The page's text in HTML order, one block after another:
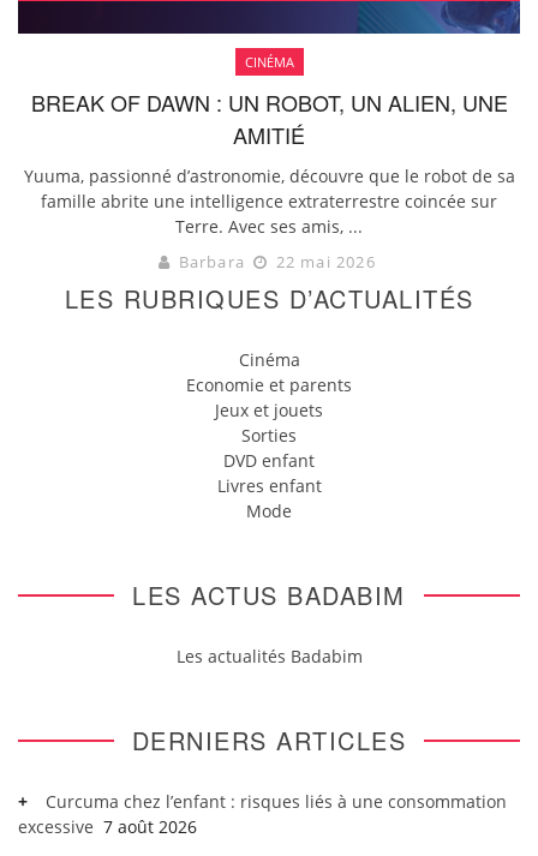
CINÉMA
BREAK OF DAWN : UN ROBOT, UN ALIEN, UNE
AMITIÉ
Yuuma, passionné d’astronomie, découvre que le robot de sa
famille abrite une intelligence extraterrestre coincée sur
Terre. Avec ses amis, ...
Barbara 22 mai 2026
LES RUBRIQUES D’ACTUALITÉS
Cinéma
Economie et parents
Jeux et jouets
Sorties
DVD enfant
Livres enfant
Mode
LES ACTUS BADABIM
Les actualités Badabim
DERNIERS ARTICLES
Curcuma chez l’enfant : risques liés à une consommation
excessive 7 août 2026